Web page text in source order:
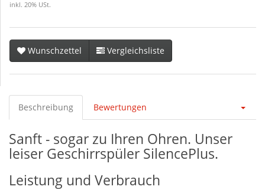
inkl. 20% USt.
Wunschzettel Vergleichsliste
Beschreibung Bewertungen
Sanft - sogar zu Ihren Ohren. Unser
leiser Geschirrspüler SilencePlus.
Leistung und Verbrauch